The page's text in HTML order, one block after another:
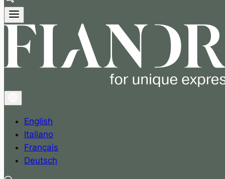
English
Italiano
Français
Deutsch